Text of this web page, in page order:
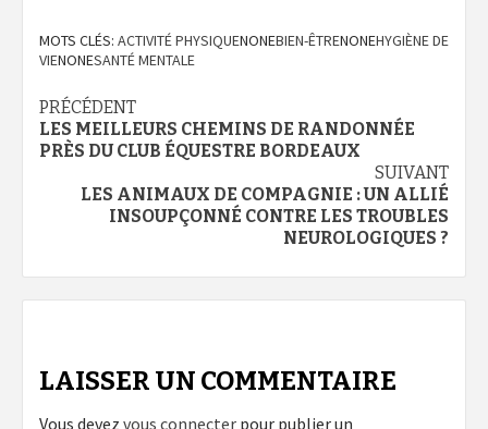
MOTS CLÉS: ACTIVITÉ PHYSIQUENONEBIEN-ÊTRENONEHYGIÈNE DE
VIENONESANTÉ MENTALE
Navigation
d’article
PRÉCÉDENT
LES MEILLEURS CHEMINS DE RANDONNÉE
PRÈS DU CLUB ÉQUESTRE BORDEAUX
SUIVANT
LES ANIMAUX DE COMPAGNIE : UN ALLIÉ
INSOUPÇONNÉ CONTRE LES TROUBLES
NEUROLOGIQUES ?
LAISSER UN COMMENTAIRE
Vous devez vous connecter pour publier un